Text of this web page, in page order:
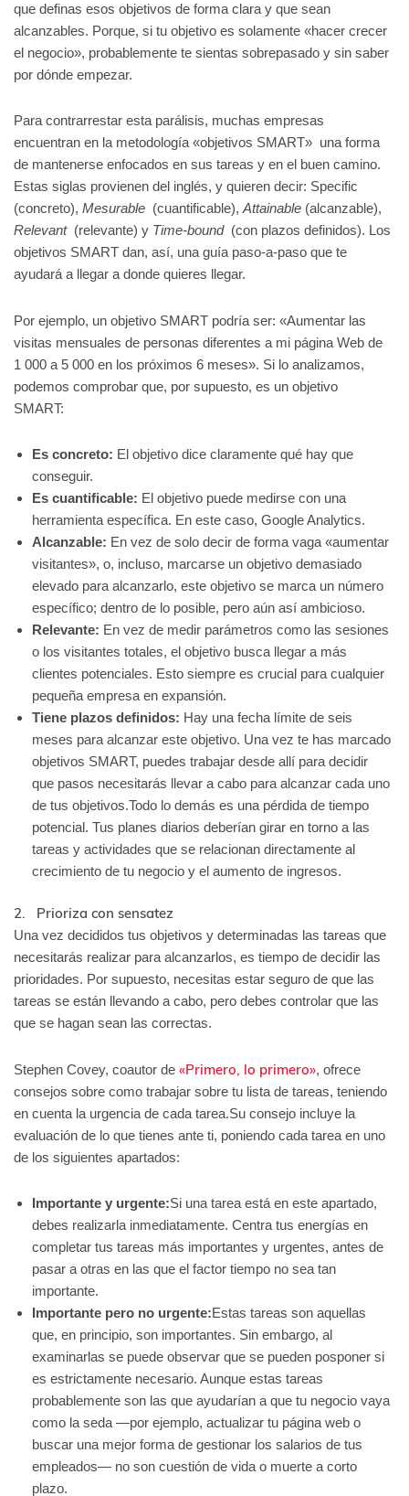
que definas esos objetivos de forma clara y que sean
alcanzables. Porque, si tu objetivo es solamente «hacer crecer
el negocio», probablemente te sientas sobrepasado y sin saber
por dónde empezar.
Para contrarrestar esta parálisis, muchas empresas
encuentran en la metodología «objetivos SMART» una forma
de mantenerse enfocados en sus tareas y en el buen camino.
Estas siglas provienen del inglés, y quieren decir: Specific
(concreto), Mesurable (cuantificable),Attainable (alcanzable),
Relevant(relevante) y Time-bound(con plazos definidos). Los
objetivos SMART dan, así, una guía paso-a-paso que te
ayudará a llegar a donde quieres llegar.
Por ejemplo, un objetivo SMART podría ser: «Aumentar las
visitas mensuales de personas diferentes a mi página Web de
1 000 a 5 000 en los próximos 6 meses». Si lo analizamos,
podemos comprobar que, por supuesto, es un objetivo
SMART:
Es concreto: El objetivo dice claramente qué hay que
conseguir.
Es cuantificable: El objetivo puede medirse con una
herramienta específica. En este caso, Google Analytics.
Alcanzable: En vez de solo decir de forma vaga «aumentar
visitantes», o, incluso, marcarse un objetivo demasiado
elevado para alcanzarlo, este objetivo se marca un número
específico; dentro de lo posible, pero aún así ambicioso.
Relevante: En vez de medir parámetros como las sesiones
o los visitantes totales, el objetivo busca llegar a más
clientes potenciales. Esto siempre es crucial para cualquier
pequeña empresa en expansión.
Tiene plazos definidos: Hay una fecha límite de seis
meses para alcanzar este objetivo. Una vez te has marcado
objetivos SMART, puedes trabajar desde allí para decidir
que pasos necesitarás llevar a cabo para alcanzar cada uno
de tus objetivos.Todo lo demás es una pérdida de tiempo
potencial. Tus planes diarios deberían girar en torno a las
tareas y actividades que se relacionan directamente al
crecimiento de tu negocio y el aumento de ingresos.
2. Prioriza con sensatez
Una vez decididos tus objetivos y determinadas las tareas que
necesitarás realizar para alcanzarlos, es tiempo de decidir las
prioridades. Por supuesto, necesitas estar seguro de que las
tareas se están llevando a cabo, pero debes controlar que las
que se hagan sean las correctas.
Stephen Covey, coautor de «Primero, lo primero», ofrece
consejos sobre como trabajar sobre tu lista de tareas, teniendo
en cuenta la urgencia de cada tarea.Su consejo incluye la
evaluación de lo que tienes ante ti, poniendo cada tarea en uno
de los siguientes apartados:
Importante y urgente:Si una tarea está en este apartado,
debes realizarla inmediatamente. Centra tus energías en
completar tus tareas más importantes y urgentes, antes de
pasar a otras en las que el factor tiempo no sea tan
importante.
Importante pero no urgente:Estas tareas son aquellas
que, en principio, son importantes. Sin embargo, al
examinarlas se puede observar que se pueden posponer si
es estrictamente necesario. Aunque estas tareas
probablemente son las que ayudarían a que tu negocio vaya
como la seda —por ejemplo, actualizar tu página web o
buscar una mejor forma de gestionar los salarios de tus
empleados— no son cuestión de vida o muerte a corto
plazo.